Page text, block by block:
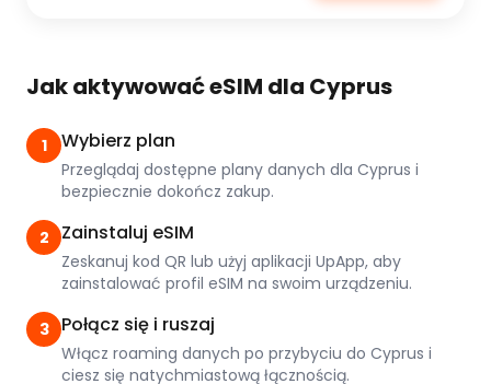
Jak aktywować eSIM dla Cyprus
1 Wybierz plan
Przeglądaj dostępne plany danych dla Cyprus i
bezpiecznie dokończ zakup.
2 Zainstaluj eSIM
Zeskanuj kod QR lub użyj aplikacji UpApp, aby
zainstalować profil eSIM na swoim urządzeniu.
3 Połącz się i ruszaj
Włącz roaming danych po przybyciu do Cyprus i
ciesz się natychmiastową łącznością.